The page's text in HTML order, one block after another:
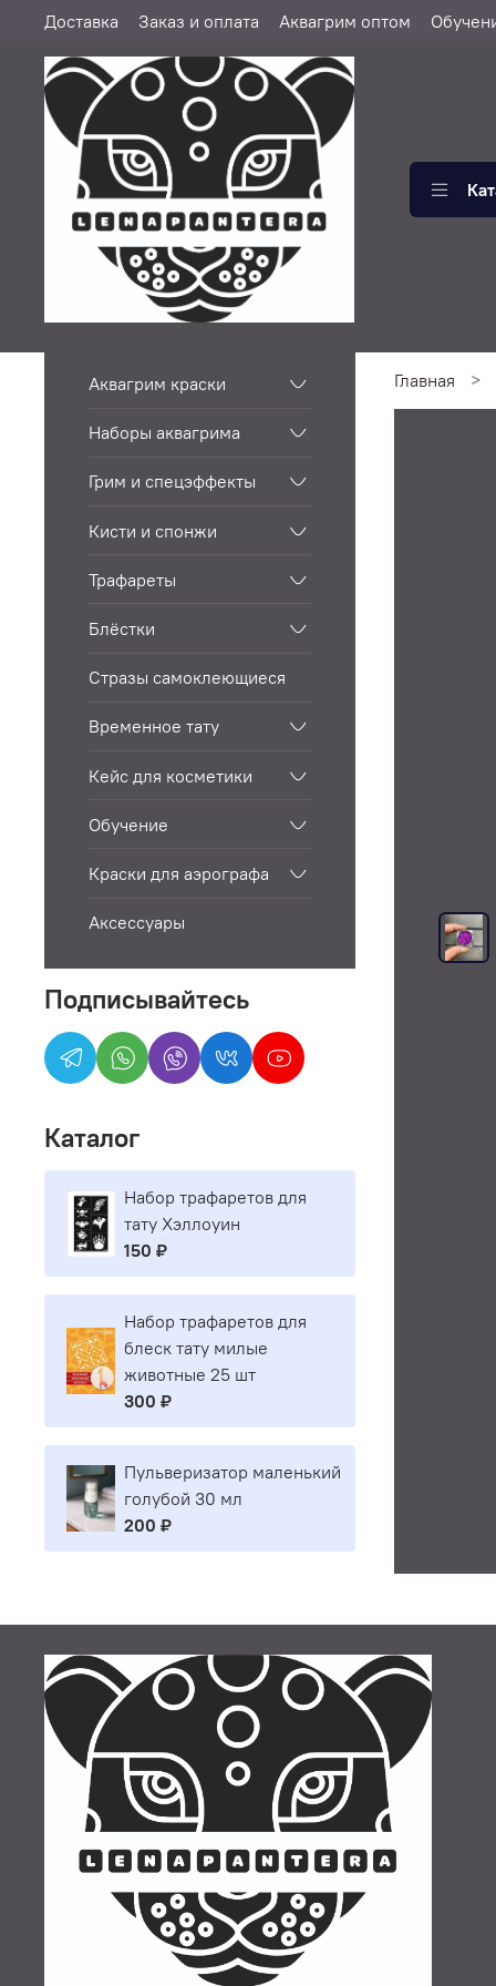
Доставка Заказ и оплата Аквагрим оптом
Главная
Аквагрим краски
Наборы аквагрима
Грим и спецэффекты
Кисти и спонжи
Трафареты
Блёстки
Стразы самоклеющиеся
Временное тату
Кейс для косметики
Обучение
Краски для аэрографа
Аксессуары
Подписывайтесь
Каталог
Набор трафаретов для
тату Хэллоуин
150 ₽
Набор трафаретов для
блеск тату милые
животные 25 шт
300 ₽
Пульверизатор маленький
голубой 30 мл
200 ₽